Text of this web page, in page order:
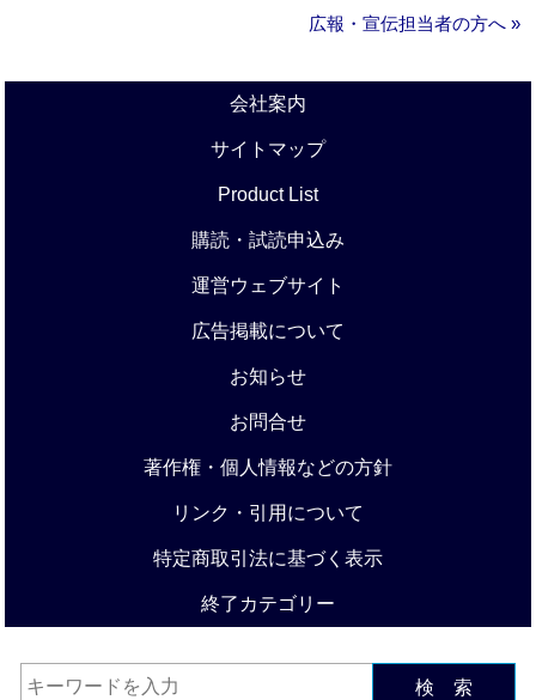
広報・宣伝担当者の方へ »
会社案内
サイトマップ
Product List
購読・試読申込み
運営ウェブサイト
広告掲載について
お知らせ
お問合せ
著作権・個人情報などの方針
リンク・引用について
特定商取引法に基づく表示
終了カテゴリー
検 索